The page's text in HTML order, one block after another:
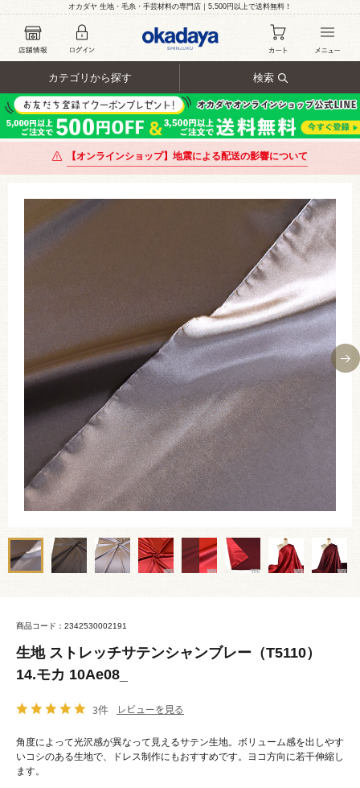
オカダヤ 生地・毛糸・手芸材料の専門店｜5,500円以上で送料無料！
カテゴリから探す 検索
【オンラインショップ】地震による配送の影響について
商品コード：2342530002191
生地 ストレッチサテンシャンブレー（T5110）
14.モカ 10Ae08_
3件 レビューを見る
角度によって光沢感が異なって見えるサテン生地。ボリューム感を出しやす
いコシのある生地で、ドレス制作にもおすすめです。ヨコ方向に若干伸縮し
ます。